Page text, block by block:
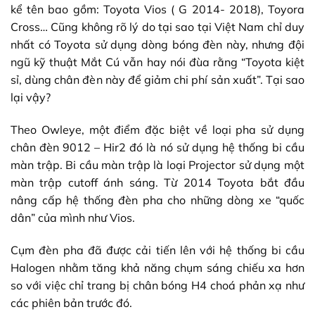
kể tên bao gồm: Toyota Vios ( G 2014- 2018), Toyora
Cross… Cũng không rõ lý do tại sao tại Việt Nam chỉ duy
nhất có Toyota sử dụng dòng bóng đèn này, nhưng đội
ngũ kỹ thuật Mắt Cú vẫn hay nói đùa rằng “Toyota kiệt
sỉ, dùng chân đèn này để giảm chi phí sản xuất”. Tại sao
lại vậy?
Theo Owleye, một điểm đặc biệt về loại pha sử dụng
chân đèn 9012 – Hir2 đó là nó sử dụng hệ thống bi cầu
màn trập. Bi cầu màn trập là loại Projector sử dụng một
màn trập cutoff ánh sáng. Từ 2014 Toyota bắt đầu
nâng cấp hệ thống đèn pha cho những dòng xe “quốc
dân” của mình như Vios.
Cụm đèn pha đã được cải tiến lên với hệ thống bi cầu
Halogen nhằm tăng khả năng chụm sáng chiếu xa hơn
so với việc chỉ trang bị chân bóng H4 choá phản xạ như
các phiên bản trước đó.